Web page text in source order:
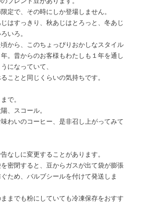
定で、その時にしか登場しません。
はすっきり、秋あじはとろっと、冬あじ
いろ。
から、このちょっぴりおかしなスタイル
。昔からのお客様もわたしも１年を通し
になっていて、
ことと同じくらいの気持ちです。
で。
、スコール。
わいのコーヒー、是非召し上がってみて
なしに変更することがあります。
密閉すると、豆からガスが出て袋が膨張
ため、バルブシールを付けて発送しま
までも粉にしていても冷凍保存をおすす